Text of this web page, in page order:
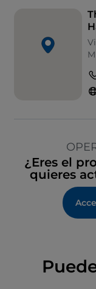
¿Eres el
quieres